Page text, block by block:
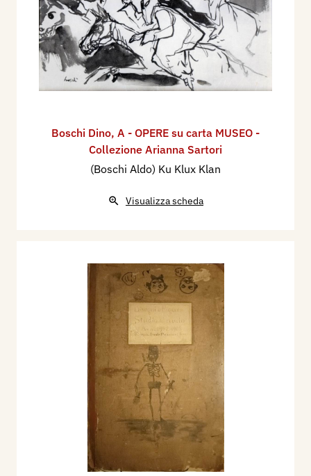
Boschi Dino, A - OPERE su carta MUSEO -
Collezione Arianna Sartori
(Boschi Aldo) Ku Klux Klan
Visualizza scheda